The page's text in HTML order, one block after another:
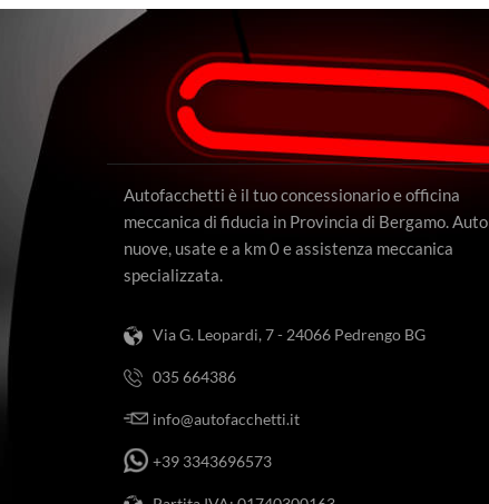
Autofacchetti è il tuo concessionario e officina
meccanica di fiducia in Provincia di Bergamo. Auto
nuove, usate e a km 0 e assistenza meccanica
specializzata.
Via G. Leopardi, 7 - 24066 Pedrengo BG
035 664386
info@autofacchetti.it
+39 3343696573